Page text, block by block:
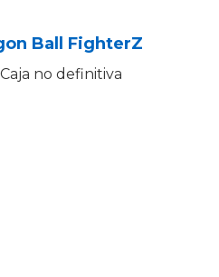
Ball FighterZ
Caja no definitiva